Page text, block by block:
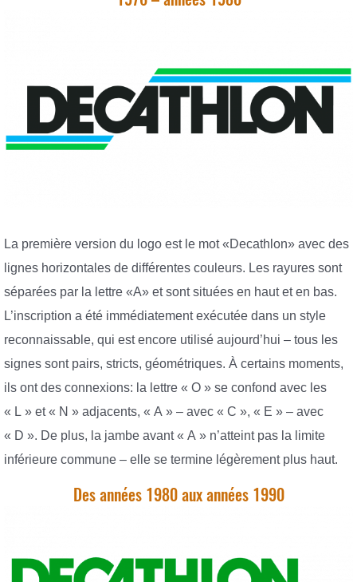
La première version du logo est le mot «Decathlon» avec des
lignes horizontales de différentes couleurs. Les rayures sont
séparées par la lettre «A» et sont situées en haut et en bas.
L’inscription a été immédiatement exécutée dans un style
reconnaissable, qui est encore utilisé aujourd’hui – tous les
signes sont pairs, stricts, géométriques. À certains moments,
ils ont des connexions: la lettre « O » se confond avec les
« L » et « N » adjacents, « A » – avec « C », « E » – avec
« D ». De plus, la jambe avant « A » n’atteint pas la limite
inférieure commune – elle se termine légèrement plus haut.
Des années 1980 aux années 1990